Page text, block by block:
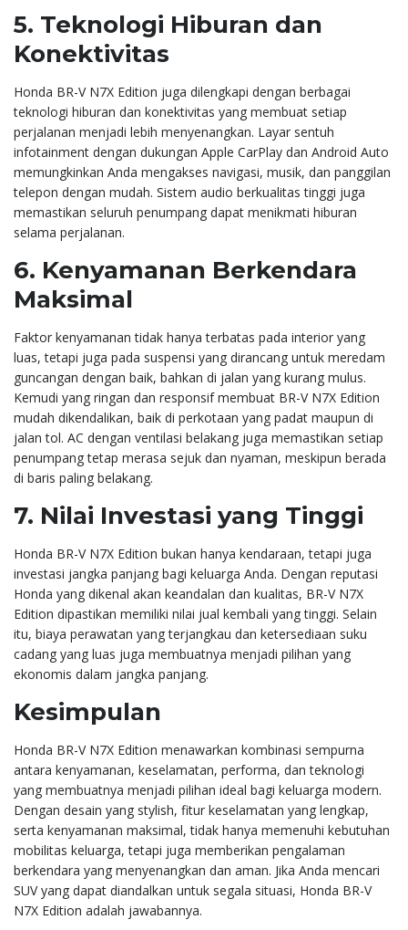
5. Teknologi Hiburan dan
Konektivitas
Honda BR-V N7X Edition juga dilengkapi dengan berbagai
teknologi hiburan dan konektivitas yang membuat setiap
perjalanan menjadi lebih menyenangkan. Layar sentuh
infotainment dengan dukungan Apple CarPlay dan Android Auto
memungkinkan Anda mengakses navigasi, musik, dan panggilan
telepon dengan mudah. Sistem audio berkualitas tinggi juga
memastikan seluruh penumpang dapat menikmati hiburan
selama perjalanan.
6. Kenyamanan Berkendara
Maksimal
Faktor kenyamanan tidak hanya terbatas pada interior yang
luas, tetapi juga pada suspensi yang dirancang untuk meredam
guncangan dengan baik, bahkan di jalan yang kurang mulus.
Kemudi yang ringan dan responsif membuat BR-V N7X Edition
mudah dikendalikan, baik di perkotaan yang padat maupun di
jalan tol. AC dengan ventilasi belakang juga memastikan setiap
penumpang tetap merasa sejuk dan nyaman, meskipun berada
di baris paling belakang.
7. Nilai Investasi yang Tinggi
Honda BR-V N7X Edition bukan hanya kendaraan, tetapi juga
investasi jangka panjang bagi keluarga Anda. Dengan reputasi
Honda yang dikenal akan keandalan dan kualitas, BR-V N7X
Edition dipastikan memiliki nilai jual kembali yang tinggi. Selain
itu, biaya perawatan yang terjangkau dan ketersediaan suku
cadang yang luas juga membuatnya menjadi pilihan yang
ekonomis dalam jangka panjang.
Kesimpulan
Honda BR-V N7X Edition menawarkan kombinasi sempurna
antara kenyamanan, keselamatan, performa, dan teknologi
yang membuatnya menjadi pilihan ideal bagi keluarga modern.
Dengan desain yang stylish, fitur keselamatan yang lengkap,
serta kenyamanan maksimal, tidak hanya memenuhi kebutuhan
mobilitas keluarga, tetapi juga memberikan pengalaman
berkendara yang menyenangkan dan aman. Jika Anda mencari
SUV yang dapat diandalkan untuk segala situasi, Honda BR-V
N7X Edition adalah jawabannya.